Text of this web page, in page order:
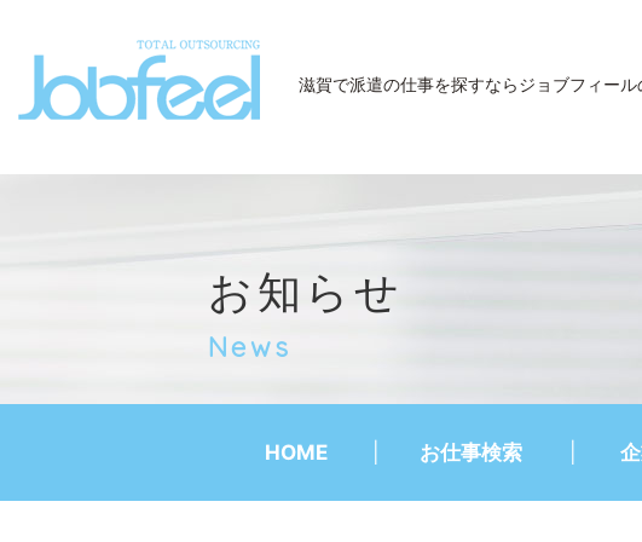
滋賀で派遣の仕事を探すならジョブフィール
お知らせ
News
HOME お仕事検索